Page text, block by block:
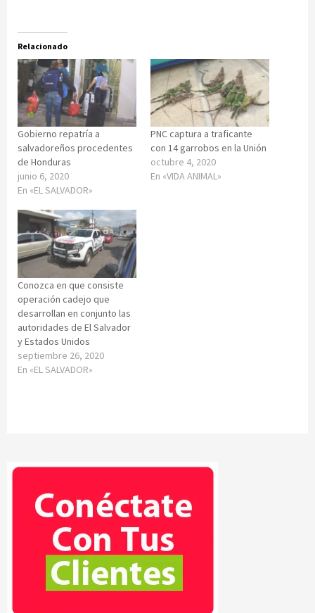
Relacionado
Gobierno repatría a
salvadoreños procedentes
de Honduras
junio 6, 2020
En «EL SALVADOR»
PNC captura a traficante
con 14 garrobos en la Unión
octubre 4, 2020
En «VIDA ANIMAL»
Conozca en que consiste
operación cadejo que
desarrollan en conjunto las
autoridades de El Salvador
y Estados Unidos
septiembre 26, 2020
En «EL SALVADOR»